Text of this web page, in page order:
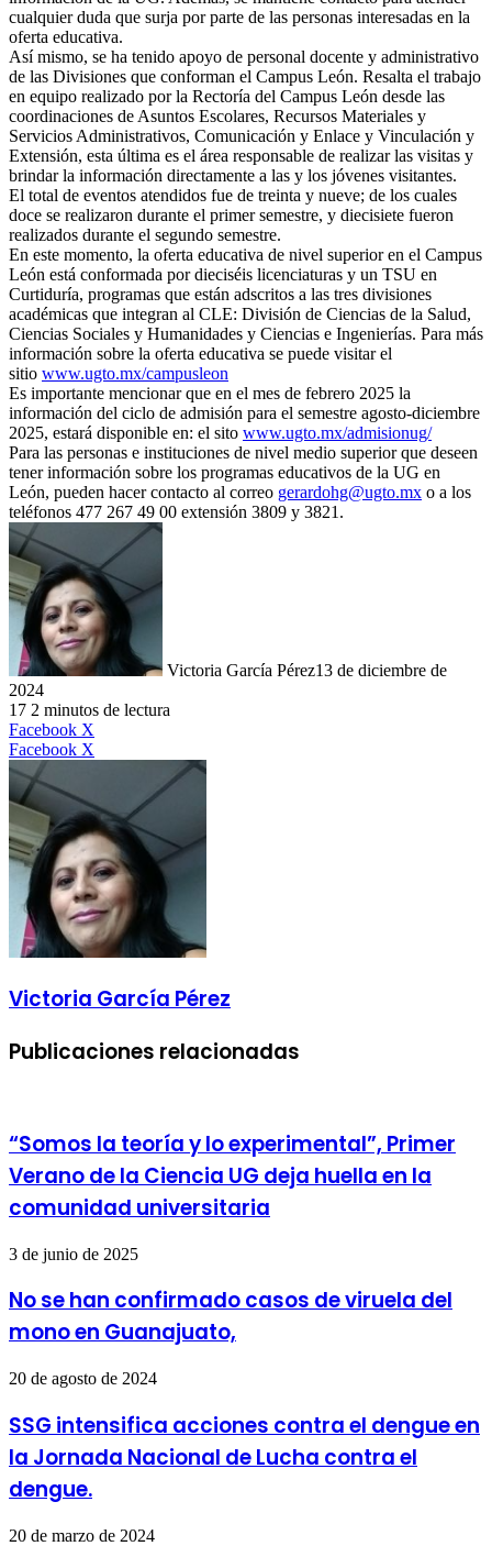
cualquier duda que surja por parte de las personas interesadas en la
oferta educativa.
Así mismo, se ha tenido apoyo de personal docente y administrativo
de las Divisiones que conforman el Campus León. Resalta el trabajo
en equipo realizado por la Rectoría del Campus León desde las
coordinaciones de Asuntos Escolares, Recursos Materiales y
Servicios Administrativos, Comunicación y Enlace y Vinculación y
Extensión, esta última es el área responsable de realizar las visitas y
brindar la información directamente a las y los jóvenes visitantes.
El total de eventos atendidos fue de treinta y nueve; de los cuales
doce se realizaron durante el primer semestre, y diecisiete fueron
realizados durante el segundo semestre.
En este momento, la oferta educativa de nivel superior en el Campus
León está conformada por dieciséis licenciaturas y un TSU en
Curtiduría, programas que están adscritos a las tres divisiones
académicas que integran al CLE: División de Ciencias de la Salud,
Ciencias Sociales y Humanidades y Ciencias e Ingenierías. Para más
información sobre la oferta educativa se puede visitar el
sitio www.ugto.mx/campusleon
Es importante mencionar que en el mes de febrero 2025 la
información del ciclo de admisión para el semestre agosto-diciembre
2025, estará disponible en: el sito www.ugto.mx/admisionug/
Para las personas e instituciones de nivel medio superior que deseen
tener información sobre los programas educativos de la UG en
León, pueden hacer contacto al correo gerardohg@ugto.mx o a los
teléfonos 477 267 49 00 extensión 3809 y 3821.
Victoria García Pérez13 de diciembre de
2024
17 2 minutos de lectura
Facebook X
Facebook X
electrónico
Victoria García Pérez
Publicaciones relacionadas
“Somos la teoría y lo experimental”, Primer
Verano de la Ciencia UG deja huella en la
comunidad universitaria
3 de junio de 2025
No se han confirmado casos de viruela del
mono en Guanajuato,
20 de agosto de 2024
SSG intensifica acciones contra el dengue en
la Jornada Nacional de Lucha contra el
dengue.
20 de marzo de 2024